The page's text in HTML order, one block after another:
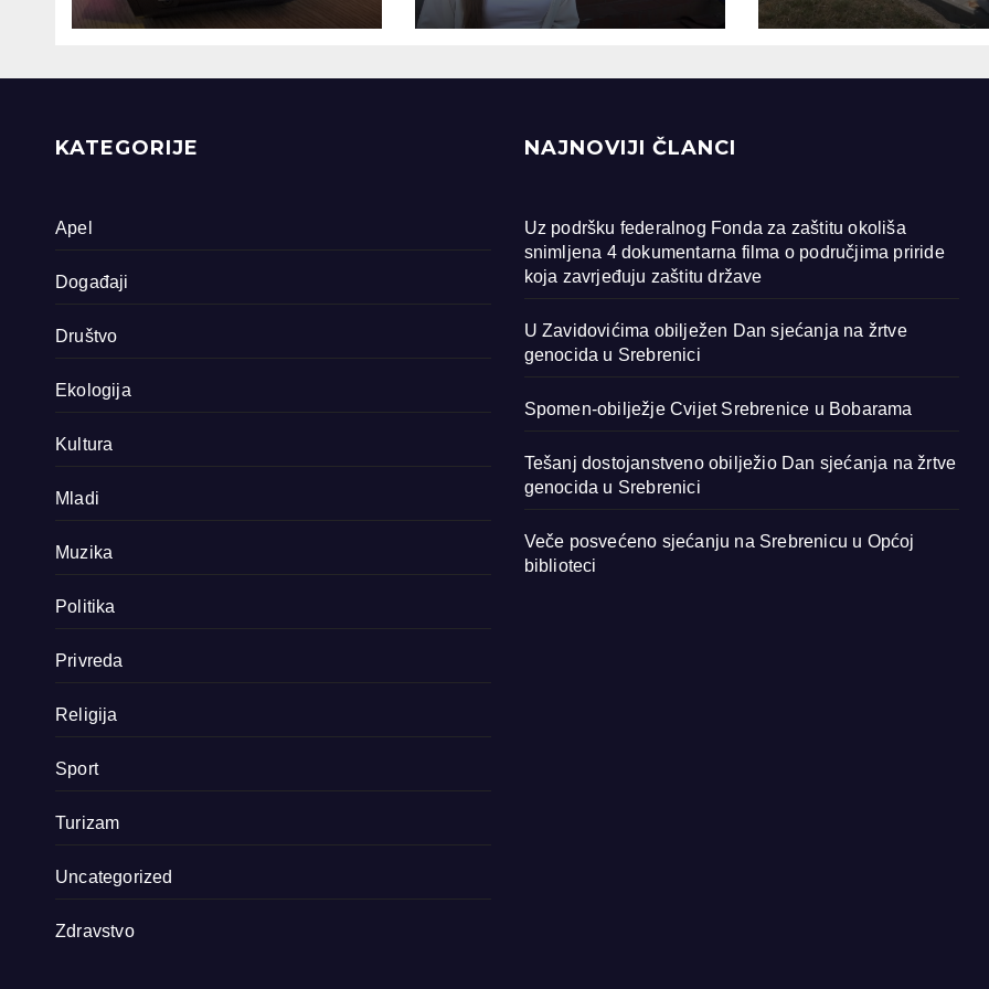
dokumentarna
priride koja
države
Srebrenici
KATEGORIJE
Apel
Događaji
Društvo
Ekologija
Kultura
Mladi
Muzika
Politika
Privreda
Religija
Sport
Turizam
Uncategorized
Zdravstvo
NAJNOVIJI ČLANCI
Uz podršku federalnog Fonda za zaštitu okoliša
snimljena 4 dokumentarna filma o područjima priride
koja zavrjeđuju zaštitu države
U Zavidovićima obilježen Dan sjećanja na žrtve
genocida u Srebrenici
Spomen-obilježje Cvijet Srebrenice u Bobarama
Tešanj dostojanstveno obilježio Dan sjećanja na žrtve
genocida u Srebrenici
Veče posvećeno sjećanju na Srebrenicu u Općoj
biblioteci